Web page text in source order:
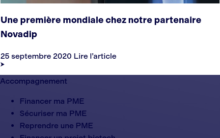
Une première mondiale chez notre partenaire
Novadip
25 septembre 2020 Lire l’article
Accompagnement
Financer ma PME
Sécuriser ma PME
Reprendre une PME